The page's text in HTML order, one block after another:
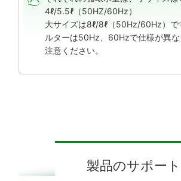
4ℓ/5.5ℓ（50HZ/60Hz）
大サイズは8ℓ/8ℓ（50Hz/60Hz）で
ルターは50Hz、60Hzで仕様が異
注意ください。
製品のサポート